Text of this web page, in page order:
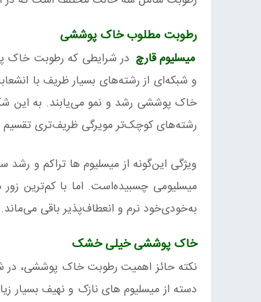
رطوبت مطلوب خاک‌ پوششی
میسلیوم قارچ در شرایطی که رطوبت خاک‌
و شبکه‌ای از رشته‌های بسیار ظریف با
خاک پوششی رشد و نمو می‌یابند. به این
رشته‌های کوچک‌تر مویرگی ظریف‌تری
ویژگی این‌گونه از میسلیوم ها تراکم و
میسلیومی چسبیده‌است. اما با کم‌ترین
به‌خودی‌خود نرم و انعطاف‌پذیر باقی می‌ماند.
خاک‌ پوششی خیلی خشک
نکته حائز اهمیت رطوبت خاک پوششی،
دسته از میسلیوم های نازک و نهیف بسیار